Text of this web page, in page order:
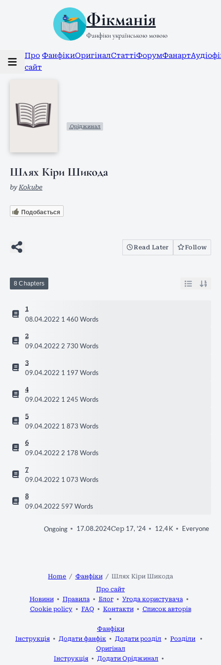
Фікманія
Фанфіки українською мовою
Про
сайт
ФанфікиОригіналСтаттіФорумФанарт
.Оріджинал
Шлях Кіри Шикода
by Kokube
Подобається
Read Later Follow
8 Chapters
1
08.04.2022 1 460 Words
2
09.04.2022 2 730 Words
3
09.04.2022 1 197 Words
4
09.04.2022 1 245 Words
5
09.04.2022 1 873 Words
6
09.04.2022 2 178 Words
7
09.04.2022 1 073 Words
8
09.04.2022 597 Words
Ongoing 17.08.2024Сер 17, '24 12,4 K Everyone
Home Фанфіки
Шлях Кіри Шикода
Про сайт
Новини
Правила Блог
Угода користувача
Cookie policy
FAQ Контакти Список авторів
Фанфіки
Інструкція
Додати фанфік Додати розділ
Розділи
Оригінал
Інструкція
Додати Оріджинал